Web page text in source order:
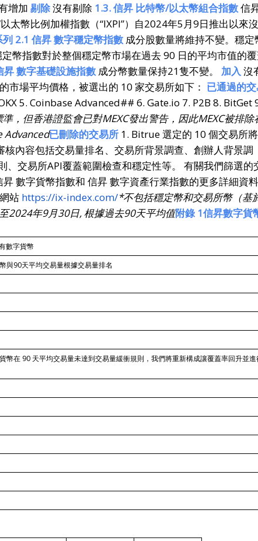
增加 剔除沒有剔除 1.3. 信昇 比特幣/以太幣組合指數信
太幣比例加權指數（“IXPI”）自2024年5月9日推出以來
2.1 信昇 數字穩定幣指數 成分股數量將維持不變。穩定
幣指數對於整個穩定幣市場在過去 90 日的平均市值的
昇 數字基礎設施指數 成分幣數量保持21隻不變。 加入 沒
市場平均價格，被選出的 10 家交易所如下： 已通過的
5. Coinbase Advanced## 6. Gate.io 7. P2B 8. BitGet
，但香港證監會已對MEXC發出警告，因此MEXC被排除
Advanced已刪除的交易所 1. Bitrue 選定的 10 個交易所
內容包括交易量排名、交易所背景調查、創辦人背景調
、交易所API覆蓋範圍檢查和穩定性等。 有關我們篩選的
昇 數字貨幣指數和 信昇 數字資產行業指數的更多詳細資
站 https://ix-index.com/*不包括穩定幣和交易所幣（基
2024年9月30日, 根據過去90天平均值附錄1信昇數字貨
數字貨幣
與90天平均交易量根據交易量排名
幣在 90 天平均交易量未達到交易量緩衝規則，我們將重新構成讓覆蓋率回升並進